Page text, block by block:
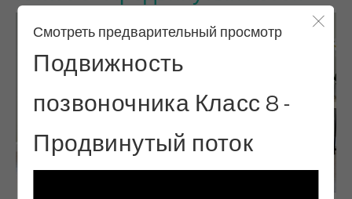
Смотреть предварительный просмотр
Подвижность
позвоночника Класс 8 -
Продвинутый поток